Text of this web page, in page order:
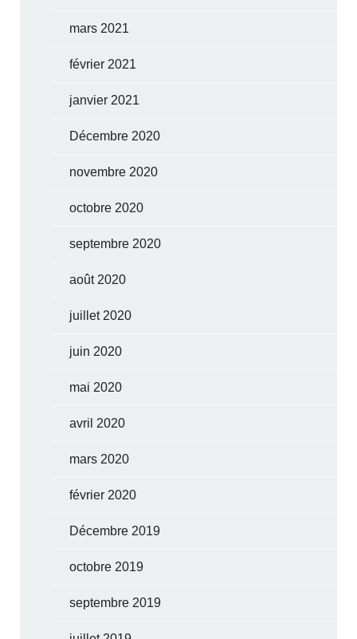
mars 2021
février 2021
janvier 2021
Décembre 2020
novembre 2020
octobre 2020
septembre 2020
août 2020
juillet 2020
juin 2020
mai 2020
avril 2020
mars 2020
février 2020
Décembre 2019
octobre 2019
septembre 2019